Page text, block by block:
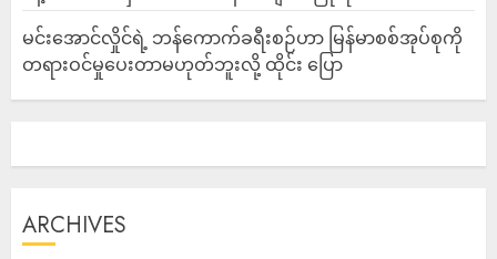
မင်းအောင်လှိုင်ရဲ့ ဘန်ကောက်ခရီးစဉ်ဟာ မြန်မာစစ်အုပ်စုကို
တရားဝင်မှုပေးတာမဟုတ်ဘူးလို့ ထိုင်း ပြော
ARCHIVES